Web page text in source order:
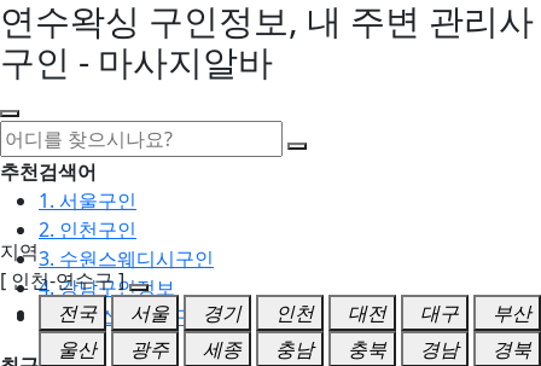
연수왁싱 구인정보, 내 주변 관리사
구인 - 마사지알바
추천검색어
1. 서울구인
2. 인천구인
3. 수원스웨디시구인
4. 강남구인정보
5. 동탄스웨디시구인
지역
[ 인천-연수구 ]
전국
서울 경기 인천 대전 대구
부산
울산
광주 세종 충남 충북 경남
경북